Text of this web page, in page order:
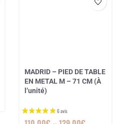
MADRID – PIED DE TABLE
EN METAL M – 71 CM (À
l’unité)